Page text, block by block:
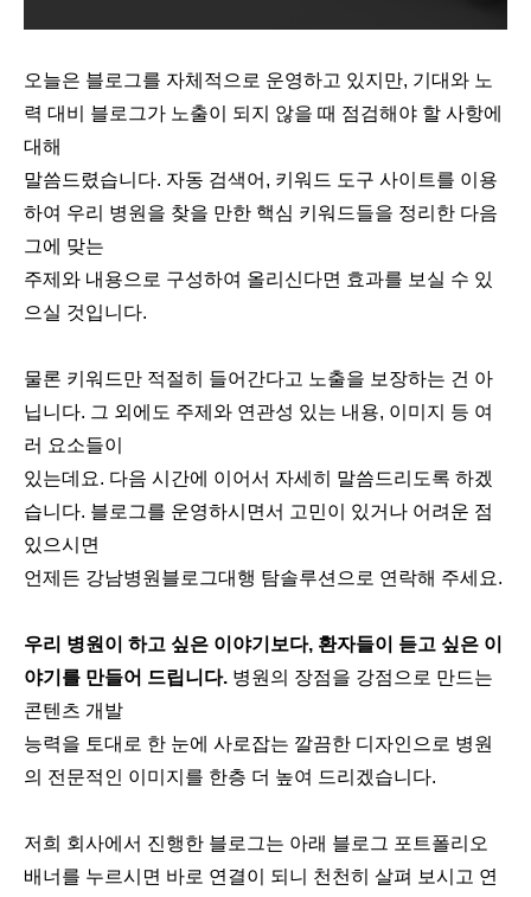
오늘은 블로그를 자체적으로 운영하고 있지만, 기대와 노
력 대비 블로그가 노출이 되지 않을 때 점검해야 할 사항에
대해
말씀드렸습니다. 자동 검색어, 키워드 도구 사이트를 이용
하여 우리 병원을 찾을 만한 핵심 키워드들을 정리한 다음
그에 맞는
주제와 내용으로 구성하여 올리신다면 효과를 보실 수 있
으실 것입니다.
물론 키워드만 적절히 들어간다고 노출을 보장하는 건 아
닙니다. 그 외에도 주제와 연관성 있는 내용, 이미지 등 여
러 요소들이
있는데요. 다음 시간에 이어서 자세히 말씀드리도록 하겠
습니다. 블로그를 운영하시면서 고민이 있거나 어려운 점
있으시면
언제든 강남병원블로그대행 탐솔루션으로 연락해 주세요.
우리 병원이 하고 싶은 이야기보다, 환자들이 듣고 싶은 이
야기를 만들어 드립니다. 병원의 장점을 강점으로 만드는
콘텐츠 개발
능력을 토대로 한 눈에 사로잡는 깔끔한 디자인으로 병원
의 전문적인 이미지를 한층 더 높여 드리겠습니다.
저희 회사에서 진행한 블로그는 아래 블로그 포트폴리오
배너를 누르시면 바로 연결이 되니 천천히 살펴 보시고 연